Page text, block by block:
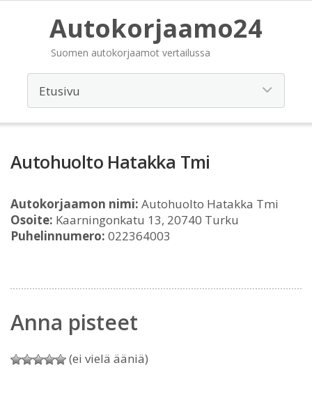
Autokorjaamo24
Suomen autokorjaamot vertailussa
Autohuolto Hatakka Tmi
Autokorjaamon nimi: Autohuolto Hatakka Tmi
Osoite: Kaarningonkatu 13, 20740 Turku
Puhelinnumero: 022364003
Anna pisteet
(ei vielä ääniä)